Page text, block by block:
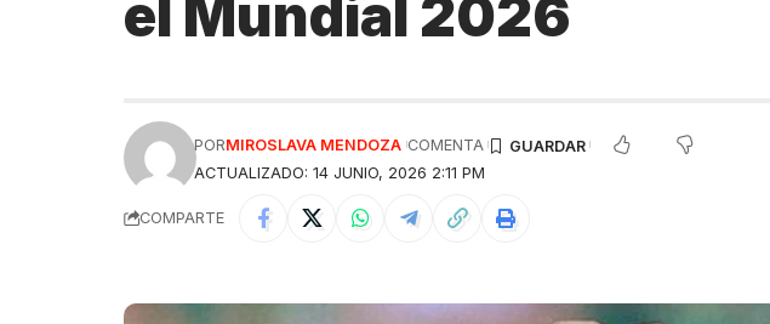
el Mundial 2026
ACTUALIZADO: 14 JUNIO, 2026 2:11 PM
PORMIROSLAVA MENDOZA COMENTA
COMPARTE